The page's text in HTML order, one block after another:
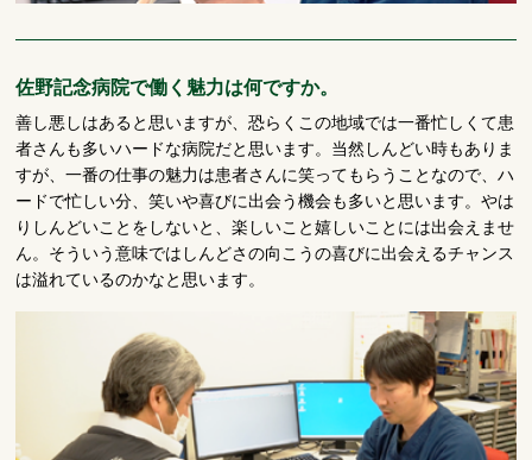
佐野記念病院で働く魅力は何ですか。
善し悪しはあると思いますが、恐らくこの地域では一番忙しくて患
者さんも多いハードな病院だと思います。当然しんどい時もありま
すが、一番の仕事の魅力は患者さんに笑ってもらうことなので、ハ
ードで忙しい分、笑いや喜びに出会う機会も多いと思います。やは
りしんどいことをしないと、楽しいこと嬉しいことには出会えませ
ん。そういう意味ではしんどさの向こうの喜びに出会えるチャンス
は溢れているのかなと思います。